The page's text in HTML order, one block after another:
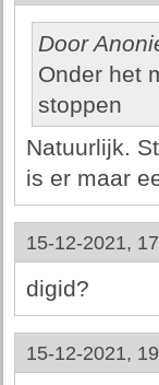
Door
Onder het
stoppen
Natuurlijk.
is er maar
15-12-2021,
digid?
15-12-2021,